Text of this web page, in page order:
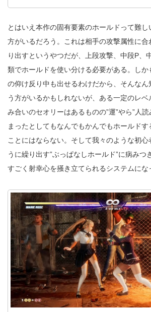
とはいえ本作の固有要素のホールドって難し
方がいるだろう。これは相手の攻撃属性に
り出すというやつだが、上段攻撃、中段P、
類でホールドを使い分ける必要がある。し
の仰け反り中も出せるわけだから、そんなん
う方がいるかもしれないが、ある一定のレ
み合いのセオリーはあるものの”運”やら”人
まったとしてもなんでもかんでもホールド
ことにはならない。そして我々のような初
うに繰り出す”ぶっぱなしホールド”に病みつ
すごく射幸心を掻き立てられるシステムにな